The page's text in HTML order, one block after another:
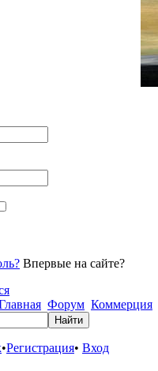
Впервые на сайте?
Форум Коммерция
•Регистрация• Вход